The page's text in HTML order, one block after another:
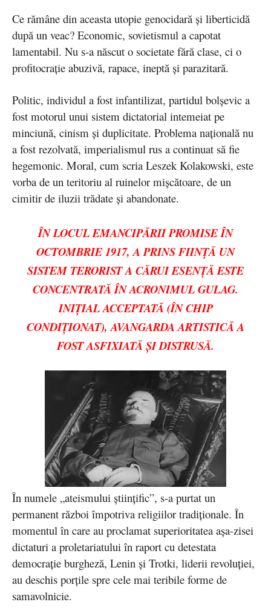
Ce rămâne din aceasta utopie genocidară şi liberticidă
după un veac? Economic, sovietismul a capotat
lamentabil. Nu s-a născut o societate fără clase, ci o
profitocraţie abuzivă, rapace, ineptă şi parazitară.
Politic, individul a fost infantilizat, partidul bolşevic a
fost motorul unui sistem dictatorial intemeiat pe
minciună, cinism şi duplicitate. Problema naţională nu
a fost rezolvată, imperialismul rus a continuat să fie
hegemonic. Moral, cum scria Leszek Kolakowski, este
vorba de un teritoriu al ruinelor mişcătoare, de un
cimitir de iluzii trădate şi abandonate.
ÎN LOCUL EMANCIPĂRII PROMISE ÎN
OCTOMBRIE 1917, A PRINS FIINŢĂ UN
SISTEM TERORIST A CĂRUI ESENȚĂ ESTE
CONCENTRATĂ ÎN ACRONIMUL GULAG.
INIŢIAL ACCEPTATĂ (ÎN CHIP
CONDIȚIONAT), AVANGARDA ARTISTICĂ A
FOST ASFIXIATĂ ŞI DISTRUSĂ.
În numele „ateismului ştiinţific”, s-a purtat un
permanent război împotriva religiilor tradiţionale. În
momentul în care au proclamat superioritatea așa-zisei
dictaturi a proletariatului în raport cu detestata
democrație burgheză, Lenin și Trotki, liderii revoluţiei,
au deschis porţile spre cele mai teribile forme de
samavolnicie.